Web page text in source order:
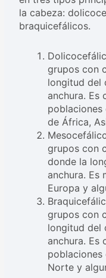
la cabeza:
braquicefálicos.
grupos con
longitud del
anchura. Es
de África,
grupos con
donde la
anchura. Es
Europa y
grupos con
longitud del
anchura. Es
poblaciones
Norte y